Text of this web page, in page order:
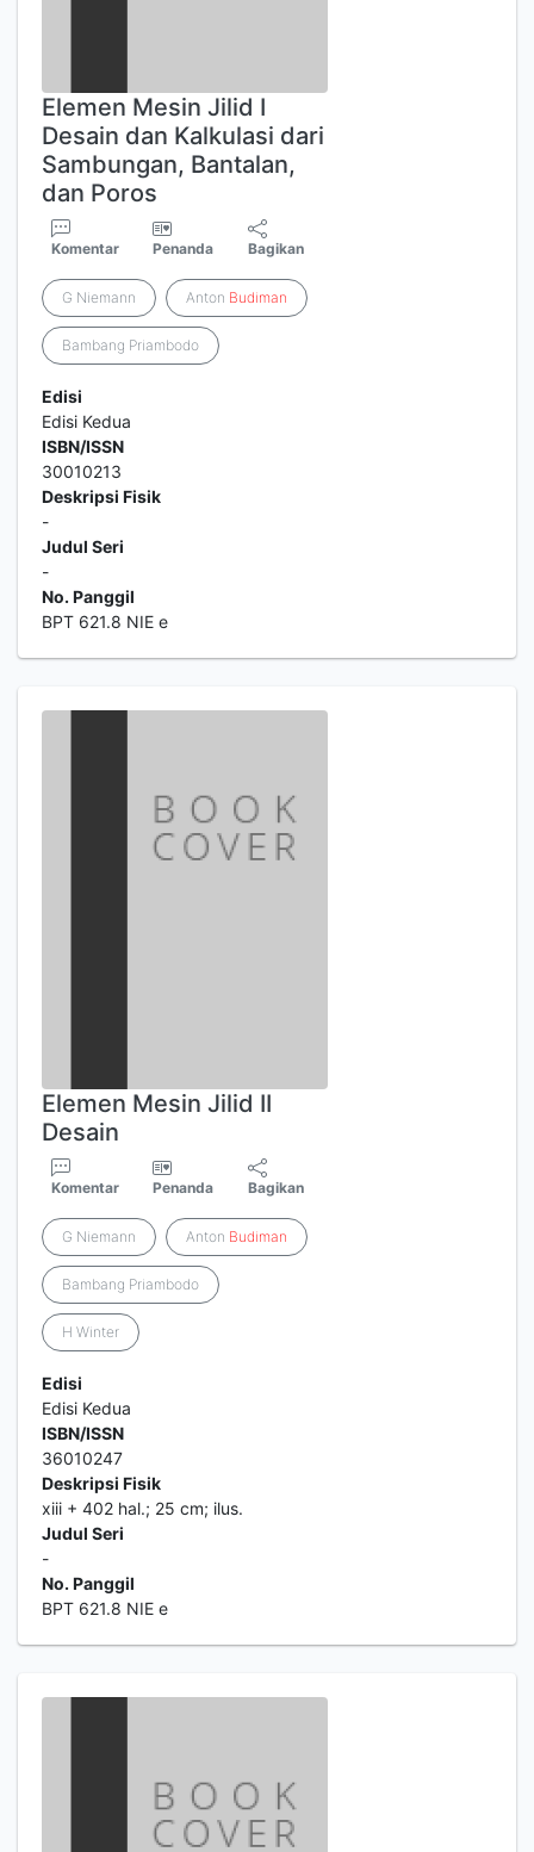
Elemen Mesin Jilid I
Desain dan Kalkulasi dari
Sambungan, Bantalan,
dan Poros
Komentar Penanda Bagikan
G Niemann Anton Budiman
Bambang Priambodo
Edisi
Edisi Kedua
ISBN/ISSN
30010213
Deskripsi Fisik
-
Judul Seri
-
No. Panggil
BPT 621.8 NIE e
Elemen Mesin Jilid II
Desain
Komentar Penanda Bagikan
G Niemann Anton Budiman
Bambang Priambodo
H Winter
Edisi
Edisi Kedua
ISBN/ISSN
36010247
Deskripsi Fisik
xiii + 402 hal.; 25 cm; ilus.
Judul Seri
-
No. Panggil
BPT 621.8 NIE e